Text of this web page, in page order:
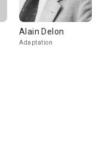
Alain Delon
Adaptation